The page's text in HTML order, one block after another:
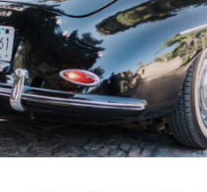
REVIEWS
KONTAKT